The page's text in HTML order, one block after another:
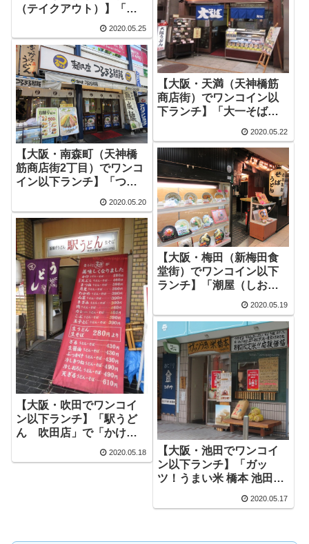
（テイクアウト）】「さ
ち福や」でデミカツ丼３
５０円
2020.05.25
【大阪・天満（天神橋筋
商店街）でワンコイン以
下ランチ】「大一そば」
飯」
2020.05.22
【大阪・南森町（天神橋
筋商店街2丁目）でワンコ
イン以下ランチ】「つる
まる饂飩 南森町店」で
「かけそばとおにぎり」
2020.05.20
【大阪・梅田（新梅田食
堂街）でワンコイン以下
ランチ】「潮屋（しお
や） 梅田店」で「かけそ
ばとライス｣
2020.05.19
【大阪・吹田でワンコイ
ン以下ランチ】「駅うど
ん 吹田店」で「かけそ
2020.05.18
【大阪・池田でワンコイ
ン以下ランチ】「ガッ
ツ！うまい米 橋本 池田駅
2020.05.17